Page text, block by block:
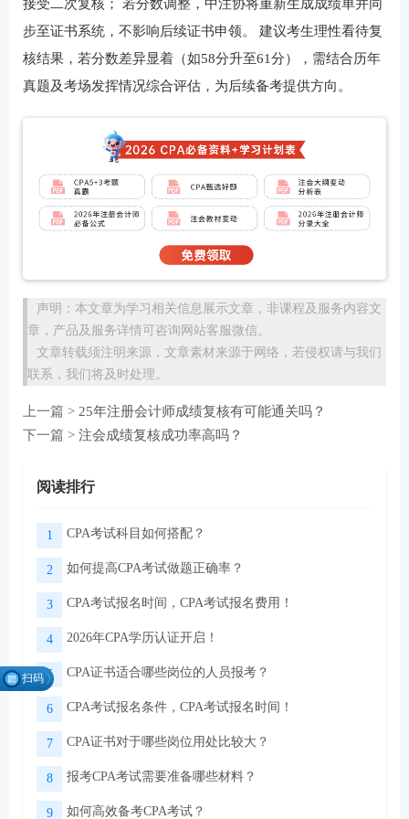
步至证书系统，不影响后续证书申领。 建议考生理性看待复
核结果，若分数差异显着（如58分升至61分），需结合历年
真题及考场发挥情况综合评估，为后续备考提供方向。
声明：本文章为学习相关信息展示文章，非课程及服务内容文
章，产品及服务详情可咨询网站客服微信。
文章转载须注明来源，文章素材来源于网络，若侵权请与我们
联系，我们将及时处理。
上一篇 > 25年注册会计师成绩复核有可能通关吗？
下一篇 > 注会成绩复核成功率高吗？
阅读排行
1 CPA考试科目如何搭配？
2 如何提高CPA考试做题正确率？
3 CPA考试报名时间，CPA考试报名费用！
4 2026年CPA学历认证开启！
5 CPA证书适合哪些岗位的人员报考？
6 CPA考试报名条件，CPA考试报名时间！
7 CPA证书对于哪些岗位用处比较大？
8 报考CPA考试需要准备哪些材料？
9 如何高效备考CPA考试？
扫码
微信扫码关注公众号 领取CPA学习资料